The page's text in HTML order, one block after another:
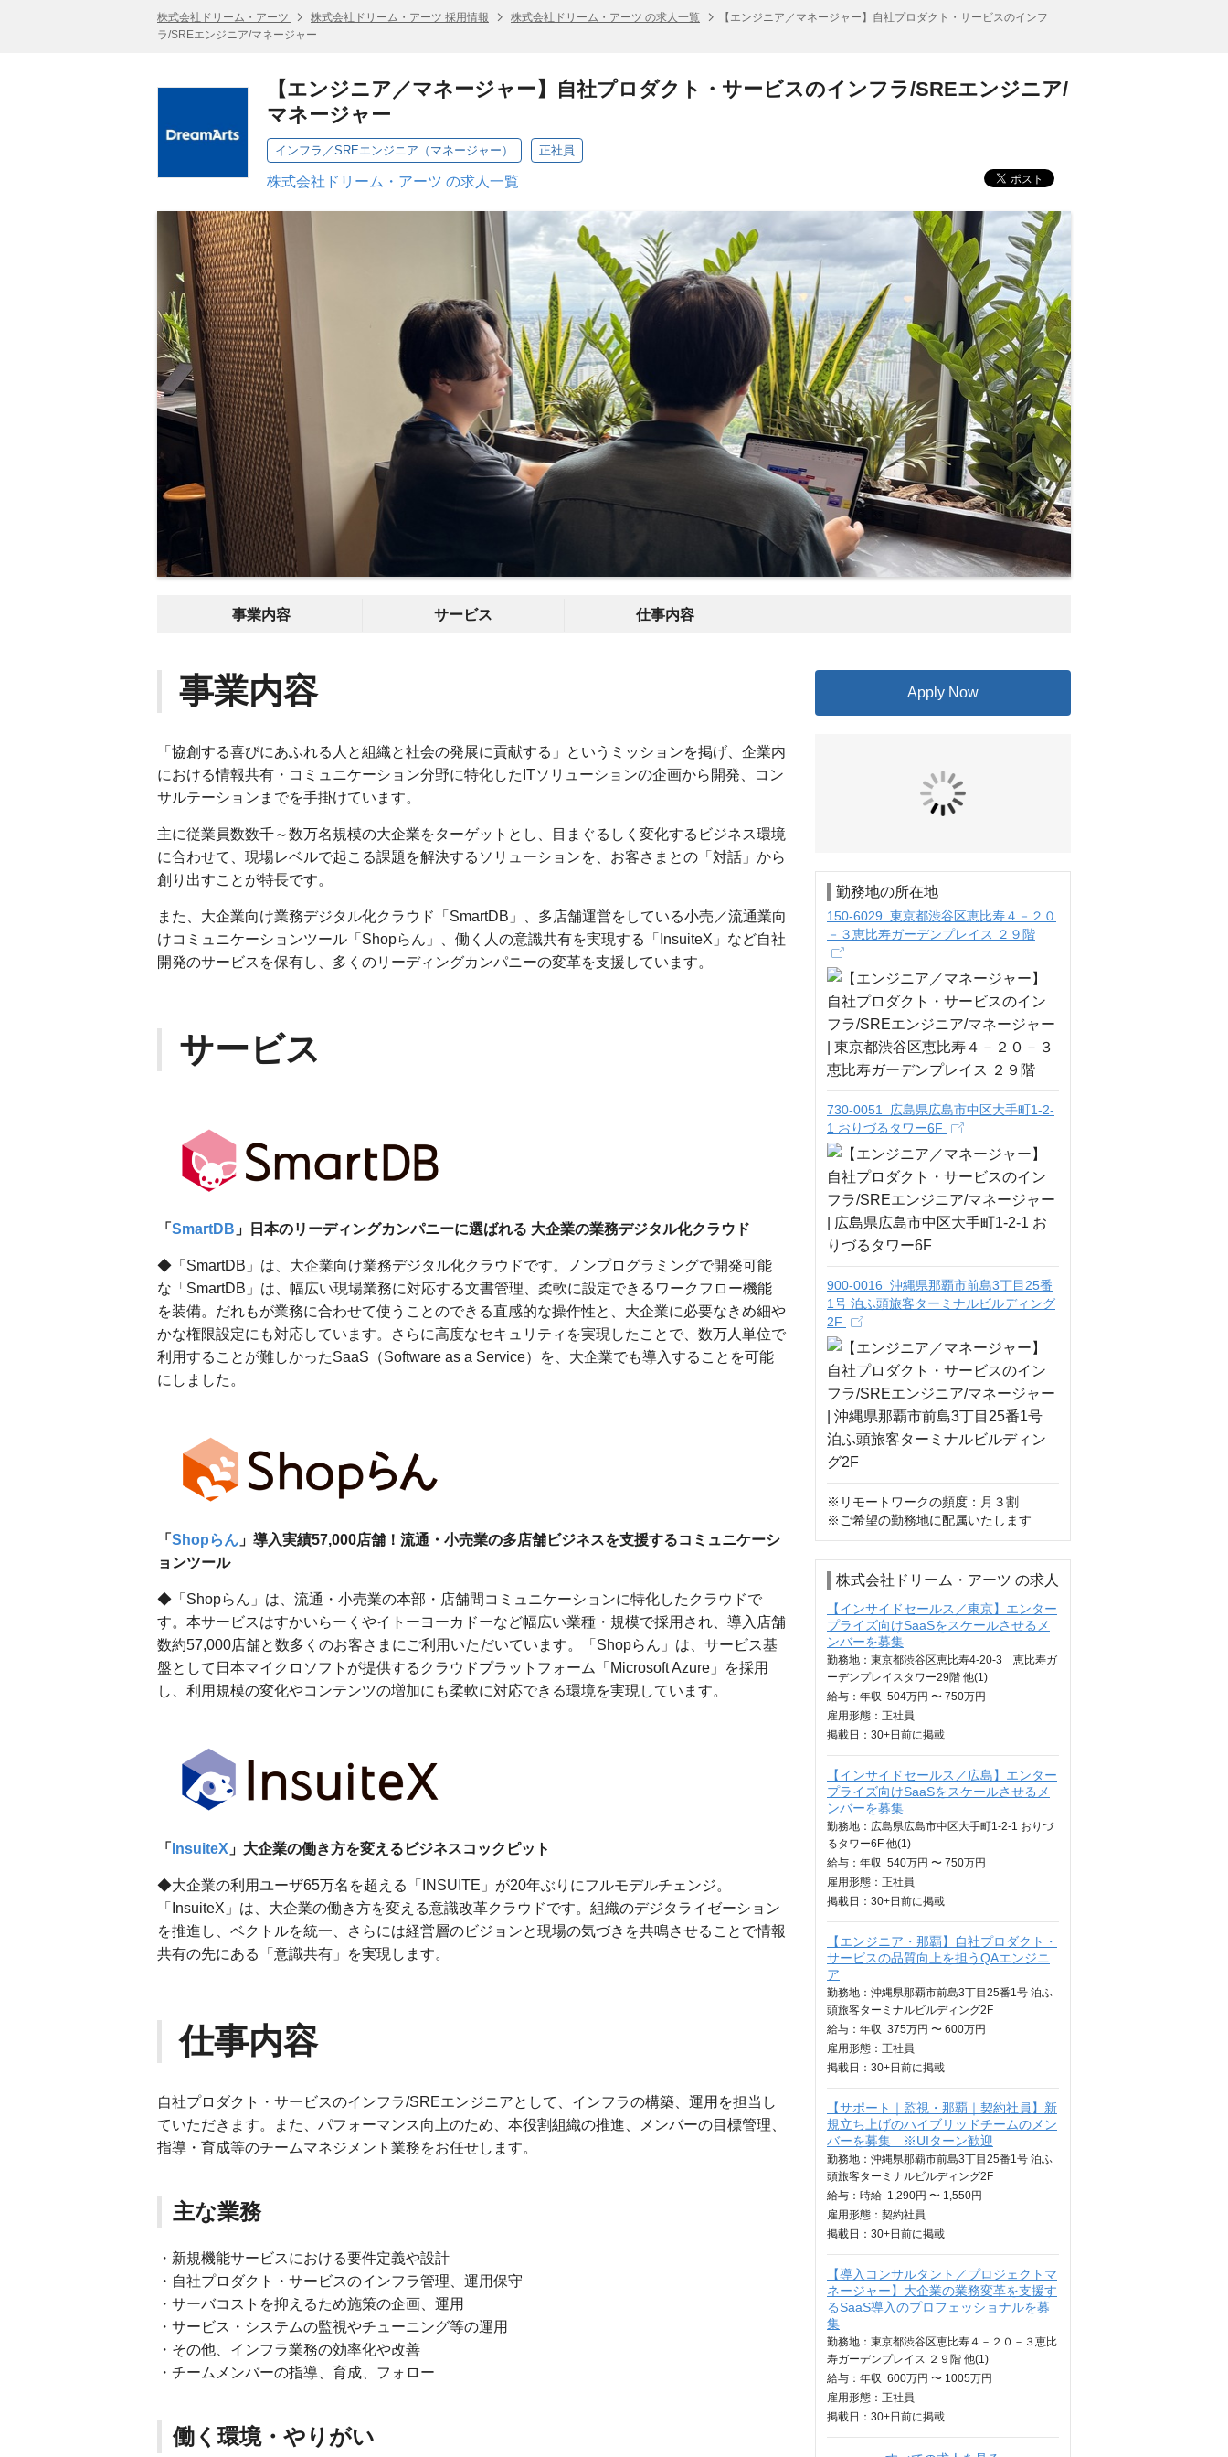
株式会社ドリーム・アーツ 株式会社ドリーム・アーツ 採用情報 株式会社ドリーム・アーツ の求人一覧
【エンジニア／マネージャー】自社プロダクト・サービスのインフ
ラ/SREエンジニア/マネージャー
【エンジニア／マネージャー】自社プロダクト・サービスのインフラ/SREエンジニア/
マネージャー
インフラ／SREエンジニア（マネージャー） 正社員
株式会社ドリーム・アーツ の求人一覧
事業内容 サービス 仕事内容
事業内容
「協創する喜びにあふれる人と組織と社会の発展に貢献する」というミッションを掲げ、企業内
における情報共有・コミュニケーション分野に特化したITソリューションの企画から開発、コン
サルテーションまでを手掛けています。
主に従業員数数千～数万名規模の大企業をターゲットとし、目まぐるしく変化するビジネス環境
に合わせて、現場レベルで起こる課題を解決するソリューションを、お客さまとの「対話」から
創り出すことが特長です。
また、大企業向け業務デジタル化クラウド「SmartDB」、多店舗運営をしている小売／流通業向
けコミュニケーションツール「Shopらん」、働く人の意識共有を実現する「InsuiteX」など自社
開発のサービスを保有し、多くのリーディングカンパニーの変革を支援しています。
サービス
「 SmartDB 」日本のリーディングカンパニーに選ばれる 大企業の業務デジタル化クラウド
◆「SmartDB」は、⼤企業向け業務デジタル化クラウドです。ノンプログラミングで開発可能
な「SmartDB」は、幅広い現場業務に対応する⽂書管理、柔軟に設定できるワークフロー機能
を装備。だれもが業務に合わせて使うことのできる直感的な操作性と、⼤企業に必要なきめ細や
かな権限設定にも対応しています。さらに高度なセキュリティを実現したことで、数万人単位で
利用することが難しかったSaaS（Software as a Service）を、大企業でも導入することを可能
にしました。
「 Shopらん 」導入実績57,000店舗！流通・小売業の多店舗ビジネスを支援するコミュニケーシ
ョンツール
◆「Shopらん」は、流通・小売業の本部・店舗間コミュニケーションに特化したクラウドで
す。本サービスはすかいらーくやイトーヨーカドーなど幅広い業種・規模で採用され、導入店舗
数約57,000店舗と数多くのお客さまにご利用いただいています。「Shopらん」は、サービス基
盤として日本マイクロソフトが提供するクラウドプラットフォーム「Microsoft Azure」を採用
し、利用規模の変化やコンテンツの増加にも柔軟に対応できる環境を実現しています。
「 InsuiteX 」大企業の働き方を変えるビジネスコックピット
◆大企業の利用ユーザ65万名を超える「INSUITE」が20年ぶりにフルモデルチェンジ。
「InsuiteX」は、大企業の働き方を変える意識改革クラウドです。組織のデジタライゼーション
を推進し、ベクトルを統一、さらには経営層のビジョンと現場の気づきを共鳴させることで情報
共有の先にある「意識共有」を実現します。
仕事内容
自社プロダクト・サービスのインフラ/SREエンジニアとして、インフラの構築、運用を担当し
ていただきます。また、パフォーマンス向上のため、本役割組織の推進、メンバーの目標管理、
指導・育成等のチームマネジメント業務をお任せします。
主な業務
・新規機能サービスにおける要件定義や設計
・自社プロダクト・サービスのインフラ管理、運用保守
・サーバコストを抑えるため施策の企画、運用
・サービス・システムの監視やチューニング等の運用
・その他、インフラ業務の効率化や改善
・チームメンバーの指導、育成、フォロー
働く環境・やりがい
Apply Now
勤務地の所在地
150-6029 東京都渋谷区恵比寿４－２０
－３恵比寿ガーデンプレイス ２９階
730-0051 広島県広島市中区大手町1-2-
1 おりづるタワー6F
900-0016 沖縄県那覇市前島3丁目25番
1号 泊ふ頭旅客ターミナルビルディング
2F
※リモートワークの頻度：月３割
※ご希望の勤務地に配属いたします
株式会社ドリーム・アーツ の求人
【インサイドセールス／東京】エンター
プライズ向けSaaSをスケールさせるメ
ンバーを募集
勤務地：東京都渋谷区恵比寿4-20-3 恵比寿ガ
ーデンプレイスタワー29階 他(1)
給与： 年収 504万円 〜 750万円
雇用形態：正社員
掲載日： 30+日 前に掲載
【インサイドセールス／広島】エンター
プライズ向けSaaSをスケールさせるメ
ンバーを募集
勤務地：広島県広島市中区大手町1-2-1 おりづ
るタワー6F 他(1)
給与： 年収 540万円 〜 750万円
雇用形態：正社員
掲載日： 30+日 前に掲載
【エンジニア・那覇】自社プロダクト・
サービスの品質向上を担うQAエンジニ
ア
勤務地：沖縄県那覇市前島3丁目25番1号 泊ふ
頭旅客ターミナルビルディング2F
給与： 年収 375万円 〜 600万円
雇用形態：正社員
掲載日： 30+日 前に掲載
【サポート｜監視・那覇｜契約社員】新
規立ち上げのハイブリッドチームのメン
バーを募集 ※UIターン歓迎
勤務地：沖縄県那覇市前島3丁目25番1号 泊ふ
頭旅客ターミナルビルディング2F
給与： 時給 1,290円 〜 1,550円
雇用形態：契約社員
掲載日： 30+日 前に掲載
【導入コンサルタント／プロジェクトマ
ネージャー】大企業の業務変革を支援す
るSaaS導入のプロフェッショナルを募
集
勤務地：東京都渋谷区恵比寿４－２０－３恵比
寿ガーデンプレイス ２９階 他(1)
給与： 年収 600万円 〜 1005万円
雇用形態：正社員
掲載日： 30+日 前に掲載